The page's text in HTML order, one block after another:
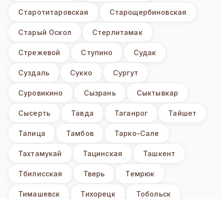
Старотитаровская Старощербиновская
Старый Оскол Стерлитамак
Стрежевой Ступино Судак
Суздаль Сукко Сургут
Суровикино Сызрань Сыктывкар
Сысерть Тавда Таганрог Тайшет
Талица Тамбов Тарко-Сале
Тахтамукай Тацинская Ташкент
Тбилисская Тверь Темрюк
Тимашевск Тихорецк Тобольск